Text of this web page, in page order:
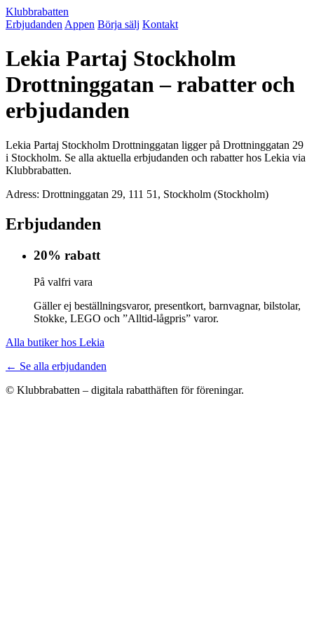
Klubbrabatten
Erbjudanden Appen Börja sälj Kontakt
Lekia Partaj Stockholm
Drottninggatan – rabatter och
erbjudanden
Lekia Partaj Stockholm Drottninggatan ligger på Drottninggatan 29
i Stockholm. Se alla aktuella erbjudanden och rabatter hos Lekia via
Klubbrabatten.
Adress: Drottninggatan 29, 111 51, Stockholm (Stockholm)
Erbjudanden
20% rabatt
På valfri vara
Gäller ej beställningsvaror, presentkort, barnvagnar, bilstolar,
Stokke, LEGO och ”Alltid-lågpris” varor.
Alla butiker hos Lekia
← Se alla erbjudanden
© Klubbrabatten – digitala rabatthäften för föreningar.